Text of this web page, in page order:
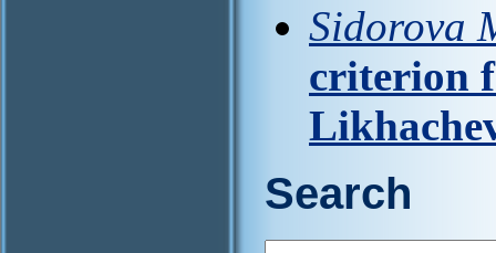
Sidorova
criterion
Search